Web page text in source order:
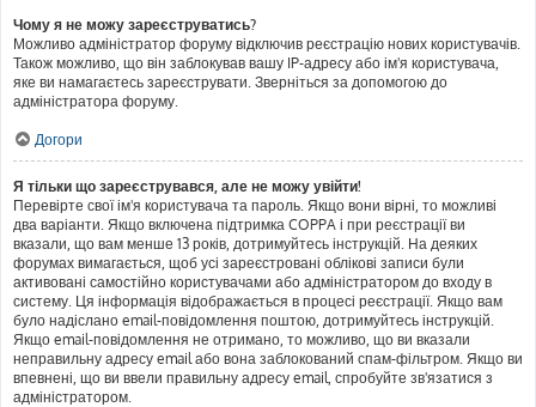
Чому я не можу зареєструватись?
Можливо адміністратор форуму відключив реєстрацію нових користувачів.
Також можливо, що він заблокував вашу IP-адресу або ім'я користувача,
яке ви намагаєтесь зареєструвати. Зверніться за допомогою до
адміністратора форуму.
Догори
Я тільки що зареєструвався, але не можу увійти!
Перевірте свої ім'я користувача та пароль. Якщо вони вірні, то можливі
два варіанти. Якщо включена підтримка COPPA і при реєстрації ви
вказали, що вам менше 13 років, дотримуйтесь інструкцій. На деяких
форумах вимагається, щоб усі зареєстровані облікові записи були
активовані самостійно користувачами або адміністратором до входу в
систему. Ця інформація відображається в процесі реєстрації. Якщо вам
було надіслано email-повідомлення поштою, дотримуйтесь інструкцій.
Якщо email-повідомлення не отримано, то можливо, що ви вказали
неправильну адресу email або вона заблокований спам-фільтром. Якщо ви
впевнені, що ви ввели правильну адресу email, спробуйте зв'язатися з
адміністратором.